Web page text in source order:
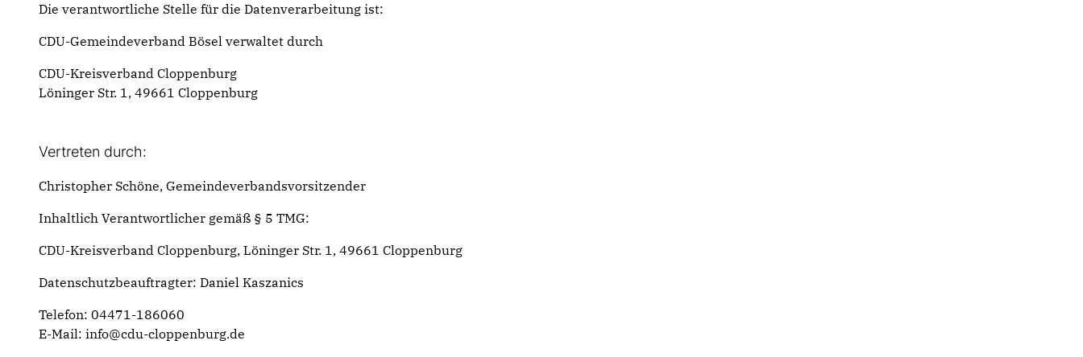
Die verantwortliche Stelle für die Datenverarbeitung ist:
CDU-Gemeindeverband Bösel verwaltet durch
CDU-Kreisverband Cloppenburg
Löninger Str. 1, 49661 Cloppenburg
Vertreten durch:
Christopher Schöne, Gemeindeverbandsvorsitzender
Inhaltlich Verantwortlicher gemäß § 5 TMG:
CDU-Kreisverband Cloppenburg, Löninger Str. 1, 49661 Cloppenburg
Datenschutzbeauftragter: Daniel Kaszanics
Telefon: 04471-186060
E-Mail: info@cdu-cloppenburg.de